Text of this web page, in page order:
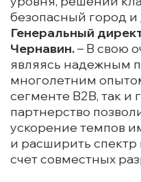
безопасный город и
Генеральный
Чернавин.– В свою
являясь надежным
многолетним
сегменте B2B, так и
партнерство
ускорение темпов
и расширить
счет совместных